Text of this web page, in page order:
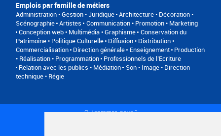
Emplois par famille de métiers
Administration • Gestion • Juridique Architecture • Décoration •
Scénographie Artistes
Communication • Promotion • Marketing
Conception web • Multimédia • Graphisme Conservation du
Patrimoine • Politique Culturelle Diffusion • Distribution •
Commercialisation Direction générale Enseignement Production
• Réalisation • Programmation Professionnels de l’Ecriture
Relation avec les publics • Médiation
Son • Image • Direction
technique • Régie
Qui sommes-nous ?